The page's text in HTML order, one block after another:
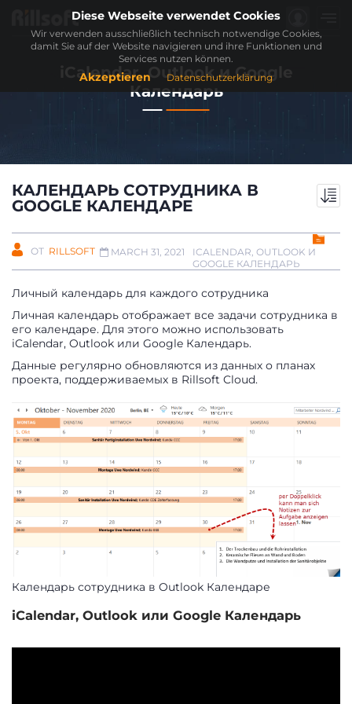
iCalendar, Outlook и Google
Календарь
КАЛЕНДАРЬ СОТРУДНИКА В
GOOGLE КАЛЕНДАРЕ
Личный календарь для каждого сотрудника
Личная календарь отображает все задачи сотрудника в
его календаре. Для этого можно использовать
iCalendar, Outlook или Google Календарь.
Данные регулярно обновляются из данных о планах
проекта, поддерживаемых в Rillsoft Cloud.
Календарь сотрудника в Outlook Календаре
iCalendar, Outlook или Google Календарь
ОТ RILLSOFT
ICALENDAR, OUTLOOK И
GOOGLE КАЛЕНДАРЬ
MARCH 31, 2021
Diese Webseite verwendet Cookies
Wir verwenden ausschließlich technisch notwendige Cookies,
damit Sie auf der Website navigieren und ihre Funktionen und
Services nutzen können.
Akzeptieren Datenschutzerklärung